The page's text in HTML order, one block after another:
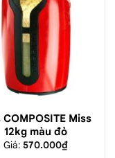
COMPOSITE Miss
12kg màu đỏ
Giá: 570.000₫